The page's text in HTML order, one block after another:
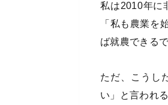
私は2010年に
「私も農業を
ば就農できる
ただ、こうし
い」と言われ